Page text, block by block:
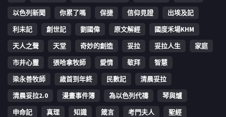
以色列新聞
你累了嗎 保捷 信仰見證
出埃及記
利未記
創世記 劉國偉 原文解經
國度禾場KHM
天人之聲
天堂 奇妙的創造 妥拉 妥拉人生
家庭
市井心靈
張哈拿牧師 愛情 敬拜
智慧
梁永善牧師
歳首到年終 民數記
清晨妥拉
清晨妥拉2.0
漫畫事件簿 為以色列代禱
琴與爐
申命記
真理 知識 箴言 考門夫人 聖經